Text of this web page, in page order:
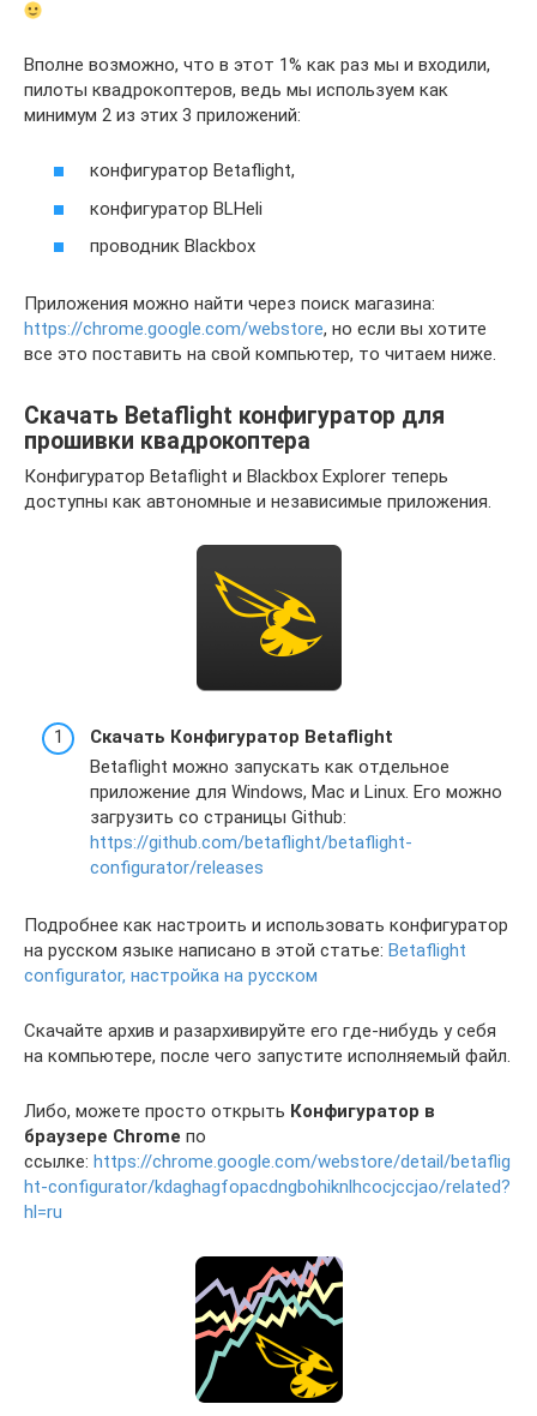
Вполне возможно, что в этот 1% как раз мы и входили,
пилоты квадрокоптеров, ведь мы используем как
минимум 2 из этих 3 приложений:
конфигуратор Betaflight,
конфигуратор BLHeli
проводник Blackbox
Приложения можно найти через поиск магазина:
https://chrome.google.com/webstore, но если вы хотите
все это поставить на свой компьютер, то читаем ниже.
Скачать Betaflight конфигуратор для
прошивки квадрокоптера
Конфигуратор Betaflight и Blackbox Explorer теперь
доступны как автономные и независимые приложения.
Скачать Конфигуратор Betaflight
Betaflight можно запускать как отдельное
приложение для Windows, Mac и Linux. Его можно
загрузить со страницы Github:
https://github.com/betaflight/betaflight-
configurator/releases
Подробнее как настроить и использовать конфигуратор
на русском языке написано в этой статье: Betaflight
configurator, настройка на русском
Скачайте архив и разархивируйте его где-нибудь у себя
на компьютере, после чего запустите исполняемый файл.
Либо, можете просто открыть Конфигуратор в
браузере Chrome по
ссылке: https://chrome.google.com/webstore/detail/betaflig
ht-configurator/kdaghagfopacdngbohiknlhcocjccjao/related?
hl=ru